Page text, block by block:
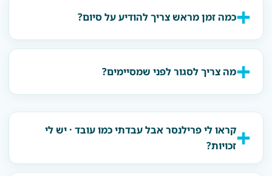
כמה זמן מראש צריך להודיע על סיום?
מה צריך לסגור לפני שמסיימים?
קראו לי פרילנסר אבל עבדתי כמו עובד · יש לי
זכויות?